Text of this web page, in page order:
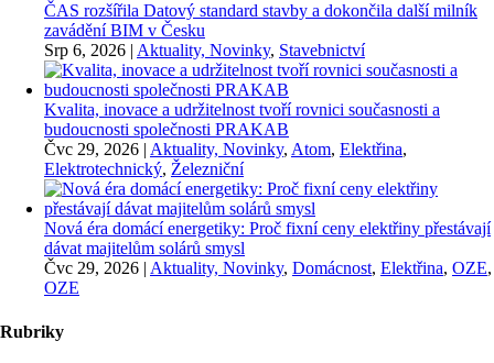
ČAS rozšířila Datový standard stavby a dokončila další milník
zavádění BIM v Česku
Srp 6, 2026 | Aktuality, Novinky, Stavebnictví
Kvalita, inovace a udržitelnost tvoří rovnici současnosti a
budoucnosti společnosti PRAKAB
Čvc 29, 2026 | Aktuality, Novinky, Atom, Elektřina,
Elektrotechnický, Železniční
Nová éra domácí energetiky: Proč fixní ceny elektřiny přestávají
dávat majitelům solárů smysl
Čvc 29, 2026 | Aktuality, Novinky, Domácnost, Elektřina, OZE,
OZE
Rubriky